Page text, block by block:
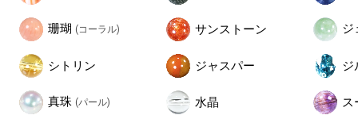
珊瑚 (コーラル) サンストーン ジ
シトリン ジャスパー ジ
真珠 (パール) 水晶 ス